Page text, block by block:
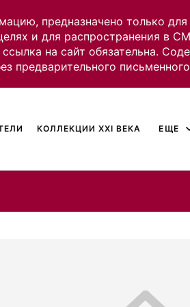
предназначено только для
и для распространения в
на сайт обязательна.
предварительного
КОЛЛЕКЦИИ XXI ВЕКА ЕЩЕ